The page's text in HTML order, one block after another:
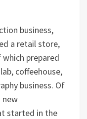
business,
a retail store,
prepared
coffeehouse,
business. Of
new
started in the